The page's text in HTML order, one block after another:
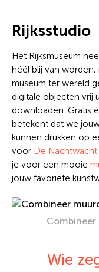
Rijksstudio
Het Rijksmuseum
héél blij van worden,
museum ter wereld
digitale objecten vrij
downloaden. Gratis
betekent dat we
kunnen drukken op
voor De Nachtwacht
je voor een mooie
jouw favoriete
Wie